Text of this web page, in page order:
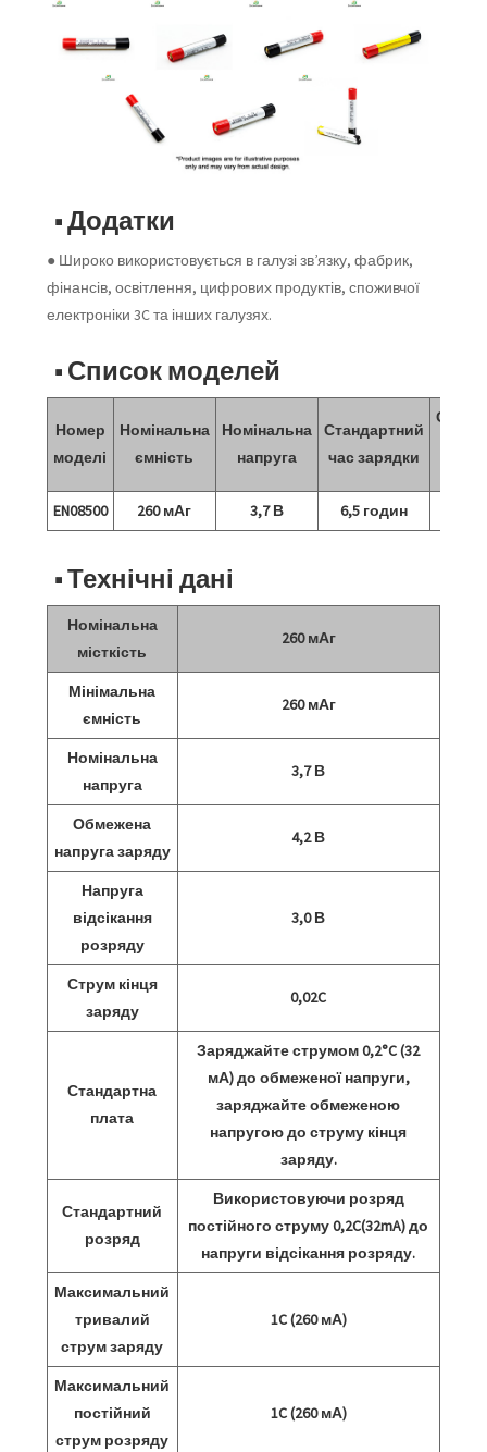
■ Додатки
● Широко використовується в галузі зв’язку, фабрик,
фінансів, освітлення, цифрових продуктів, споживчої
електроніки 3C та інших галузях.
■ Список моделей
Номер
моделі
Номінальна
ємність
Номінальна
напруга
Стандартний
час зарядки
EN08500
260 мАг 3,7 В 6,5 годин
■ Технічні дані
Номінальна
місткість
260 мАг
Мінімальна
ємність
260 мАг
Номінальна
напруга
3,7 В
Обмежена
напруга заряду
4,2 В
Напруга
відсікання
розряду
3,0 В
Струм кінця
заряду
0,02C
Стандартна
плата
Заряджайте струмом 0,2°C (32
мА) до обмеженої напруги,
заряджайте обмеженою
напругою до струму кінця
заряду.
Стандартний
розряд
Використовуючи розряд
постійного струму 0,2C(32mA) до
напруги відсікання розряду.
Максимальний
тривалий
струм заряду
1C (260 мА)
Максимальний
постійний
струм розряду
1C (260 мА)